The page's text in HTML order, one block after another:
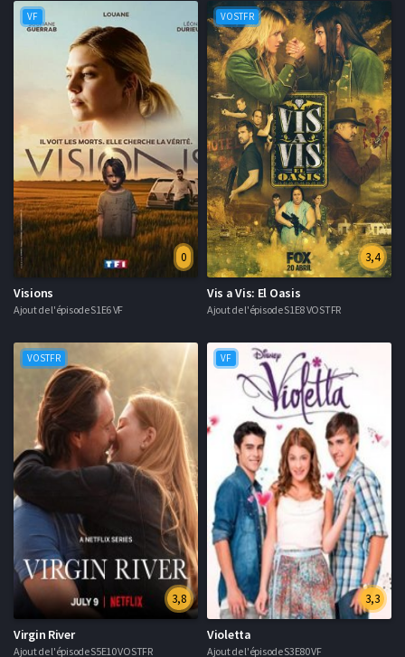
VF
0
Visions
Ajout de l'épisode S1E6 VF
VOSTFR
3,4
Vis a Vis: El Oasis
Ajout de l'épisode S1E8 VOSTFR
VOSTFR
3,8
Virgin River
Ajout de l'épisode S5E10 VOSTFR
VF
3,3
Violetta
Ajout de l'épisode S3E80 VF